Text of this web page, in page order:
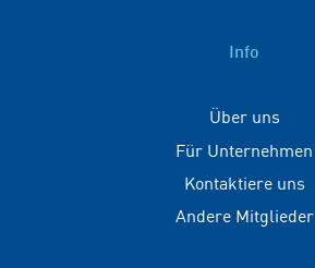
Info
Über uns
Für Unternehmen
Kontaktiere uns
Andere Mitglieder